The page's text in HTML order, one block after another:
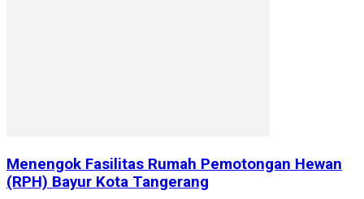
Menengok Fasilitas Rumah Pemotongan Hewan
(RPH) Bayur Kota Tangerang